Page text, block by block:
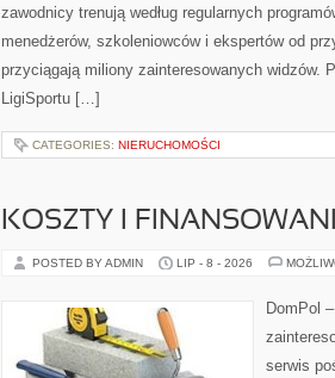
zawodnicy trenują według regularnych
menedżerów, szkoleniowców i ekspertów od
przyciągają miliony zainteresowanych widzów.
LigiSportu […]
CATEGORIES: NIERUCHOMOŚCI
KOSZTY I
POSTED BY ADMIN LIP - 8 - 2026
DomPol
serwis